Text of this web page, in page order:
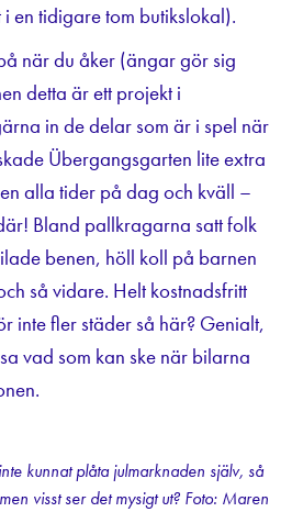
en tidigare tom butikslokal).
när du åker (ängar gör sig
detta är ett projekt i
in de delar som är i spel när
Übergangsgarten lite extra
alla tider på dag och kväll –
Bland pallkragarna satt folk
benen, höll koll på barnen
så vidare. Helt kostnadsfritt
inte fler städer så här? Genialt,
vad som kan ske när bilarna
kunnat plåta julmarknaden själv, så
visst ser det mysigt ut? Foto: Maren